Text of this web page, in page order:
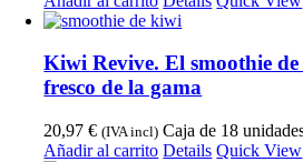
Kiwi Revive. El smoothie
fresco de la gama
20,97€ (IVA incl) Caja de 18
Añadir al carrito Details Quick View